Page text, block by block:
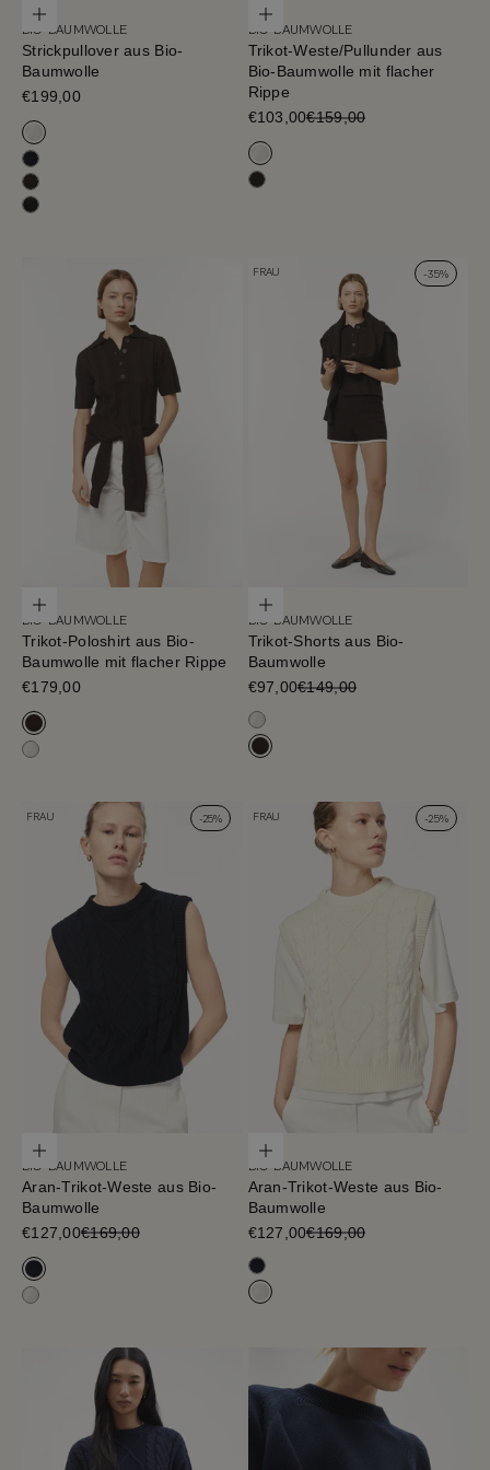
Optionen auswählen
BIO-BAUMWOLLE
Strickpullover aus Bio-
Baumwolle
Verkaufspreis
€199,00
Milchweiß
Tiefblau
Cafe Noir
Schwarz
Optionen auswählen
BIO-BAUMWOLLE
Trikot-Weste/Pullunder aus
Bio-Baumwolle mit flacher
Rippe
Verkaufspreis
€103,00€159,00
Milchweiß
Cafe Noir
Optionen auswählen
BIO-BAUMWOLLE
Trikot-Poloshirt aus Bio-
Baumwolle mit flacher Rippe
Verkaufspreis
€179,00
Cafe Noir
Milchweiß
FRAU -35%
Optionen auswählen
BIO-BAUMWOLLE
Trikot-Shorts aus Bio-
Baumwolle
Verkaufspreis
€97,00€149,00
Milchweiß
Cafe Noir
FRAU -25%
Optionen auswählen
BIO-BAUMWOLLE
Aran-Trikot-Weste aus Bio-
Baumwolle
Verkaufspreis
€127,00€169,00
Tiefblau
Milchweiß
FRAU -25%
Optionen auswählen
BIO-BAUMWOLLE
Aran-Trikot-Weste aus Bio-
Baumwolle
Verkaufspreis
€127,00€169,00
Tiefblau
Milchweiß